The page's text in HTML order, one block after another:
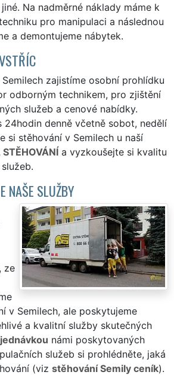
Na nadměrné náklady máme k
pro manipulaci a následnou
a demontujeme nábytek.
zajistíme osobní prohlídku
odborným technikem, pro zjištění
služeb a cenové nabídky.
24hodin denně včetně sobot, nedělí
si stěhování v Semilech u naší
STĚHOVÁNÍ a vyzkoušejte si kvalitu
NAŠE SLUŽBY
ze
v Semilech, ale poskytujeme
a kvalitní služby skutečných
námi poskytovaných
služeb si prohlédněte, jaká
(viz stěhování Semily ceník).